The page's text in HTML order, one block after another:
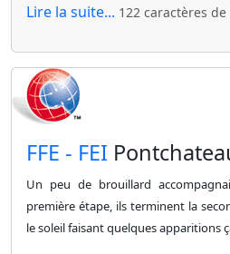
Lire la suite... 122 caractères
​FFE - FEI
Un peu de brouillard
première étape, ils terminent la
le soleil faisant quelques apparitions